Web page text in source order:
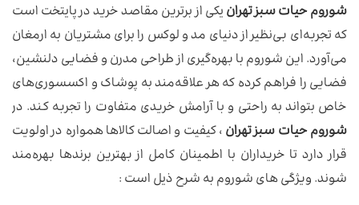
شوروم حیات سبز تهرانیکی از برترین مقاصد خرید در پایتخت است
که تجربه‌ای بی‌نظیر از دنیای مد و لوکس را برای مشتریان به ارمغان
می‌آورد. این شوروم با بهره‌گیری از طراحی مدرن و فضایی دلنشین،
فضایی را فراهم کرده که هر علاقه‌مند به پوشاک و اکسسوری‌های
خاص بتواند به راحتی و با آرامش خریدی متفاوت را تجربه کند. در
شوروم حیات سبز تهران، کیفیت و اصالت کالاها همواره در اولویت
قرار دارد تا خریداران با اطمینان کامل از بهترین برندها بهره‌مند
شوند. ویژگی های شوروم به شرح ذیل است :